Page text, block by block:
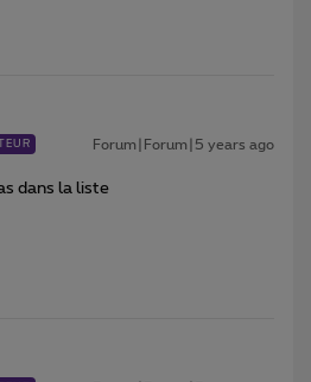
Forum|Forum|5 years ago
dans la liste